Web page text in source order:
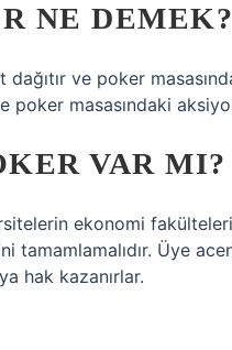
NE DEMEK?
dağıtır ve poker
poker masasındaki
VAR MI?
ekonomi
tamamlamalıdır. Üye
hak kazanırlar.